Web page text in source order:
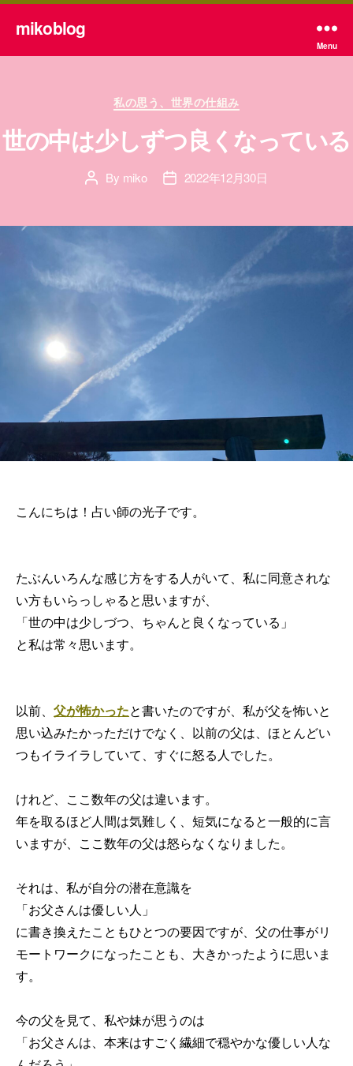
mikoblog
Menu
Categories
私の思う、世界の仕組み
世の中は少しずつ良くなっている
PostBy miko
Post2022年12月30日
こんにちは！占い師の光子です。
たぶんいろんな感じ方をする人がいて、私に同意されな
い方もいらっしゃると思いますが、
「世の中は少しづつ、ちゃんと良くなっている」
と私は常々思います。
以前、 父が怖かったと書いたのですが、私が父を怖いと
思い込みたかっただけでなく、以前の父は、ほとんどい
つもイライラしていて、すぐに怒る人でした。
けれど、ここ数年の父は違います。
年を取るほど人間は気難しく、短気になると一般的に言
いますが、ここ数年の父は怒らなくなりました。
それは、私が自分の潜在意識を
「お父さんは優しい人」
に書き換えたこともひとつの要因ですが、父の仕事がリ
モートワークになったことも、大きかったように思いま
す。
今の父を見て、私や妹が思うのは
「お父さんは、本来はすごく繊細で穏やかな優しい人な